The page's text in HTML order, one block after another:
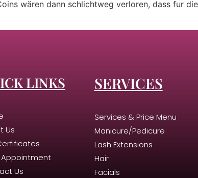
wären dann schlichtweg verloren, dass fur
LINKS
Us
Appointment
Us
SERVICES
Services & Price Menu
Manicure/Pedicure
Lash Extensions
Hair
Facials